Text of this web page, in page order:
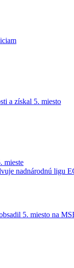
a získal 5. miesto
mieste
nadnárodnú ligu
5. miesto na